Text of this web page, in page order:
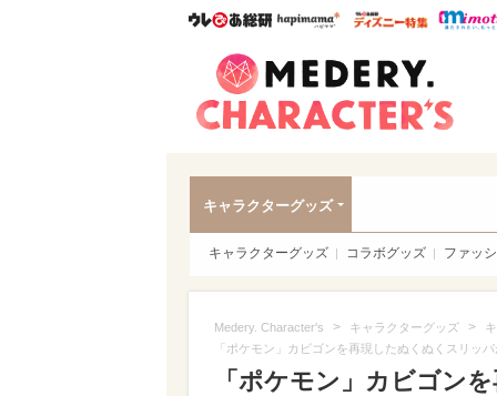
ウレぴあ総研ハピママ*
ウレぴ
キャラクターグッズ
キャラクターグッズ コラボグッズ ファッ
Medery. Character's > キャラクターグッズ >
「ポケモン」カビゴンを再現したぬくぬくスリッ
「ポケモン」カビゴン